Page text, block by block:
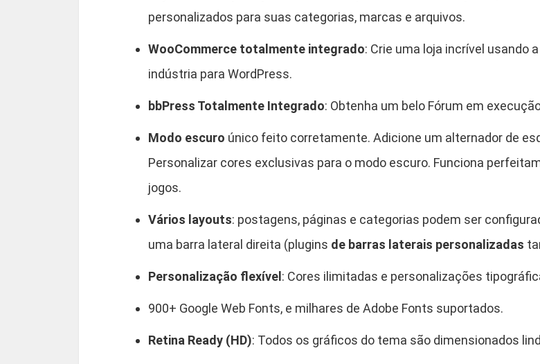
personalizados para suas categorias, marcas e arquivos.
WooCommerce totalmente integrado: Crie uma loja incrível usando
indústria para WordPress.
bbPress Totalmente Integrado: Obtenha um belo Fórum em
Modo escuro único feito corretamente. Adicione um alternador de
Personalizar cores exclusivas para o modo escuro. Funciona
jogos.
Vários layouts: postagens, páginas e categorias podem ser
uma barra lateral direita (plugins de barras laterais personalizadas
Personalização flexível : Cores ilimitadas e personalizações
900+ Google Web Fonts, e milhares de Adobe Fonts suportados.
Retina Ready (HD): Todos os gráficos do tema são dimensionados